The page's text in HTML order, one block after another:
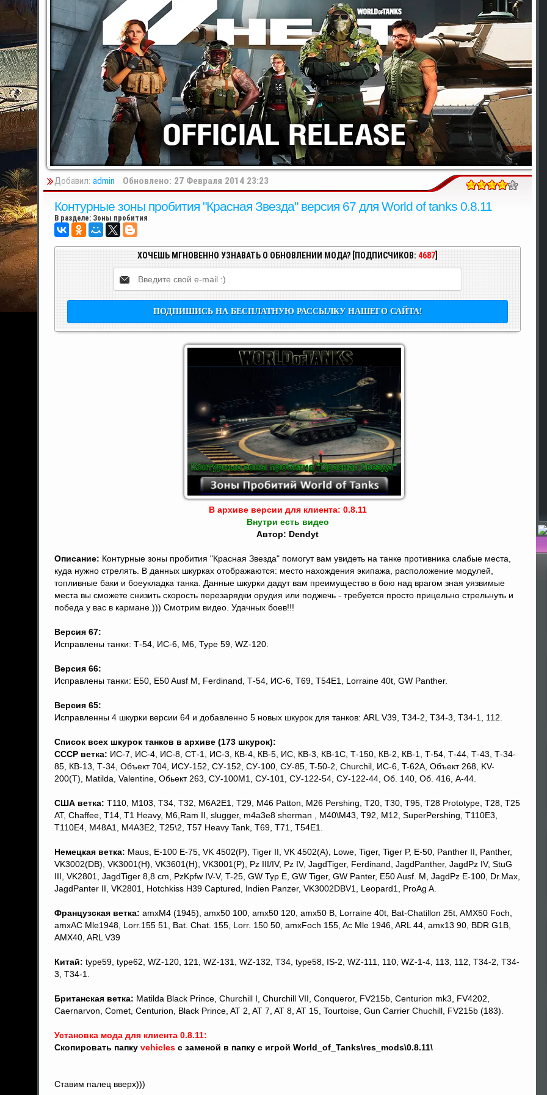
Добавил: admin Обновлено: 27 Февраля 2014 23:23
Контурные зоны пробития "Красная Звезда" версия 67 для World of tanks 0.8.11
В разделе: Зоны пробития
ХОЧЕШЬ МГНОВЕННО УЗНАВАТЬ О ОБНОВЛЕНИИ МОДА? [ПОДПИСЧИКОВ: 4687
В архиве версии для клиента: 0.8.11
Внутри есть видео
Автор: Dendyt
Описание: Контурные зоны пробития "Красная Звезда" помогут вам увидеть на танке противника слабые места,
куда нужно стрелять. В данных шкурках отображаются: место нахождения экипажа, расположение модулей,
топливные баки и боеукладка танка. Данные шкурки дадут вам преимущество в бою над врагом зная уязвимые
места вы сможете снизить скорость перезарядки орудия или поджечь - требуется просто прицельно стрельнуть и
победа у вас в кармане.))) Смотрим видео. Удачных боев!!!
Версия 67:
Исправлены танки: Т-54, ИС-6, M6, Type 59, WZ-120.
Версия 66:
Исправлены танки: E50, E50 Ausf M, Ferdinand, Т-54, ИС-6, T69, T54E1, Lorraine 40t, GW Panther.
Версия 65:
Исправленны 4 шкурки версии 64 и добавленно 5 новых шкурок для танков: ARL V39, T34-2, T34-3, T34-1, 112.
Список всех шкурок танков в архиве (173 шкурок):
СССР ветка: ИС-7, ИС-4, ИС-8, СТ-1, ИС-3, КВ-4, КВ-5, ИС, КВ-3, КВ-1С, Т-150, КВ-2, КВ-1, Т-54, Т-44, Т-43, Т-34-
85, КВ-13, Т-34, Объект 704, ИСУ-152, СУ-152, СУ-100, СУ-85, T-50-2, Churchil, ИС-6, T-62A, Объект 268, KV-
200(T), Matilda, Valentine, Обьект 263, СУ-100М1, СУ-101, СУ-122-54, СУ-122-44, Об. 140, Об. 416, А-44.
США ветка: T110, M103, Т34, T32, M6A2E1, Т29, М46 Patton, М26 Pershing, T20, Т30, Т95, Т28 Prototype, Т28, T25
AT, Chaffee, T14, T1 Heavy, M6,Ram II, slugger, m4a3e8 sherman , M40\M43, T92, M12, SuperPershing, T110E3,
T110E4, M48A1, M4A3E2, T25\2, T57 Heavy Tank, T69, T71, T54E1.
Немецкая ветка: Мaus, Е-100 Е-75, VK 4502(P), Tiger II, VK 4502(A), Lowe, Tiger, Tiger P, Е-50, Panther II, Panther,
VK3002(DB), VK3001(H), VK3601(H), VK3001(Р), Pz III/IV, Pz IV, JagdTiger, Ferdinand, JagdPanther, JagdPz IV, StuG
III, VK2801, JagdTiger 8,8 cm, PzKpfw IV-V, T-25, GW Typ E, GW Tiger, GW Panter, E50 Ausf. M, JagdPz E-100, Dr.Max,
JagdPanter II, VK2801, Hotchkiss H39 Captured, Indien Panzer, VK3002DBV1, Leopard1, ProAg A.
Французская ветка: amxM4 (1945), amx50 100, amx50 120, amx50 B, Lorraine 40t, Bat-Chatillon 25t, AMX50 Foch,
amxAC Mle1948, Lorr.155 51, Bat. Chat. 155, Lorr. 150 50, amxFoch 155, Ac Mle 1946, ARL 44, amx13 90, BDR G1B,
AMX40, ARL V39
Китай: type59, type62, WZ-120, 121, WZ-131, WZ-132, T34, type58, IS-2, WZ-111, 110, WZ-1-4, 113, 112, T34-2, T34-
3, T34-1.
Британская ветка: Matilda Black Prince, Churchill I, Churchill VII, Conqueror, FV215b, Centurion mk3, FV4202,
Caernarvon, Comet, Centurion, Black Prince, AT 2, AT 7, AT 8, AT 15, Tourtoise, Gun Carrier Chuchill, FV215b (183).
Установка мода для клиента 0.8.11:
Скопировать папку vehicles с заменой в папку с игрой World_of_Tanks\res_mods\0.8.11\
Ставим палец вверх)))